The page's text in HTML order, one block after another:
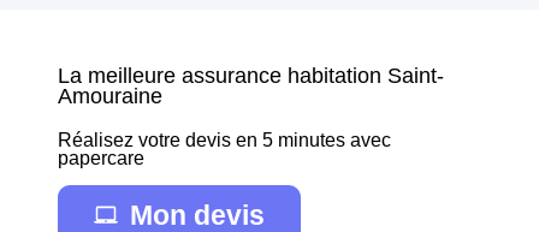
La meilleure assurance habitation Saint-
Amouraine
Réalisez votre devis en 5 minutes avec
papercare
Mon devis